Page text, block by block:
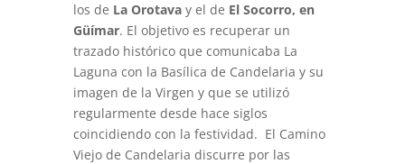
los de La Orotavay el de El Socorro, en
Güímar. El objetivo es recuperar un
trazado histórico que comunicaba La
Laguna con la Basílica de Candelaria y su
imagen de la Virgen y que se utilizó
regularmente desde hace siglos
coincidiendo con la festividad. El Camino
Viejo de Candelaria discurre por las